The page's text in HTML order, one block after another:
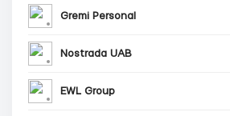
Gremi Personal
Nostrada UAB
EWL Group